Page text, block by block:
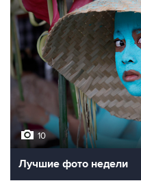
10
Лучшие фото недели